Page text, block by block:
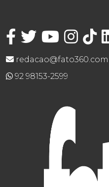
redacao@fato360.com
92 98153-2599